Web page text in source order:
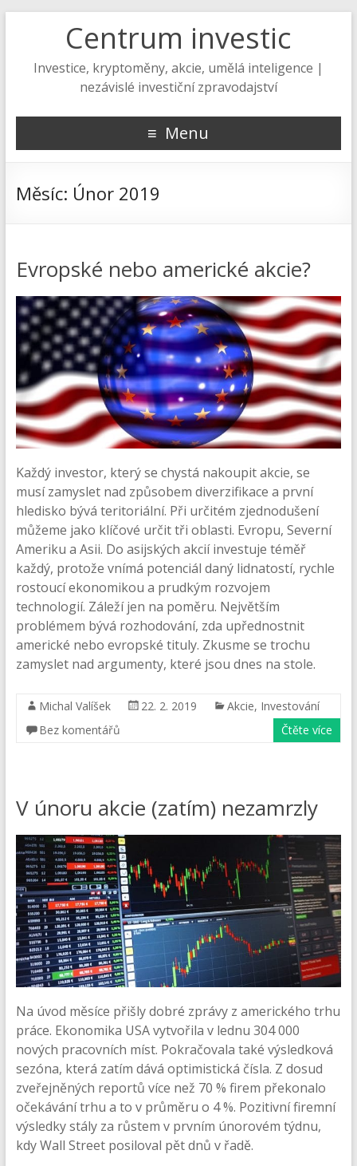
Centrum investic
Investice, kryptoměny, akcie, umělá inteligence |
nezávislé investiční zpravodajství
Menu
Měsíc: Únor 2019
Evropské nebo americké akcie?
Každý investor, který se chystá nakoupit akcie, se
musí zamyslet nad způsobem diverzifikace a první
hledisko bývá teritoriální. Při určitém zjednodušení
můžeme jako klíčové určit tři oblasti. Evropu, Severní
Ameriku a Asii. Do asijských akcií investuje téměř
každý, protože vnímá potenciál daný lidnatostí, rychle
rostoucí ekonomikou a prudkým rozvojem
technologií. Záleží jen na poměru. Největším
problémem bývá rozhodování, zda upřednostnit
americké nebo evropské tituly. Zkusme se trochu
zamyslet nad argumenty, které jsou dnes na stole.
Michal Valíšek 22. 2. 2019 Akcie, Investování
Bez komentářů
Čtěte více
V únoru akcie (zatím) nezamrzly
Na úvod měsíce přišly dobré zprávy z amerického trhu
práce. Ekonomika USA vytvořila v lednu 304 000
nových pracovních míst. Pokračovala také výsledková
sezóna, která zatím dává optimistická čísla. Z dosud
zveřejněných reportů více než 70 % firem překonalo
očekávání trhu a to v průměru o 4 %. Pozitivní firemní
výsledky stály za růstem v prvním únorovém týdnu,
kdy Wall Street posiloval pět dnů v řadě.